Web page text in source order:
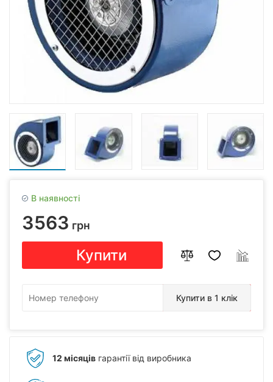
В наявності
3563 грн
Купити
Купити в 1 клік
12 місяців гарантії від виробника